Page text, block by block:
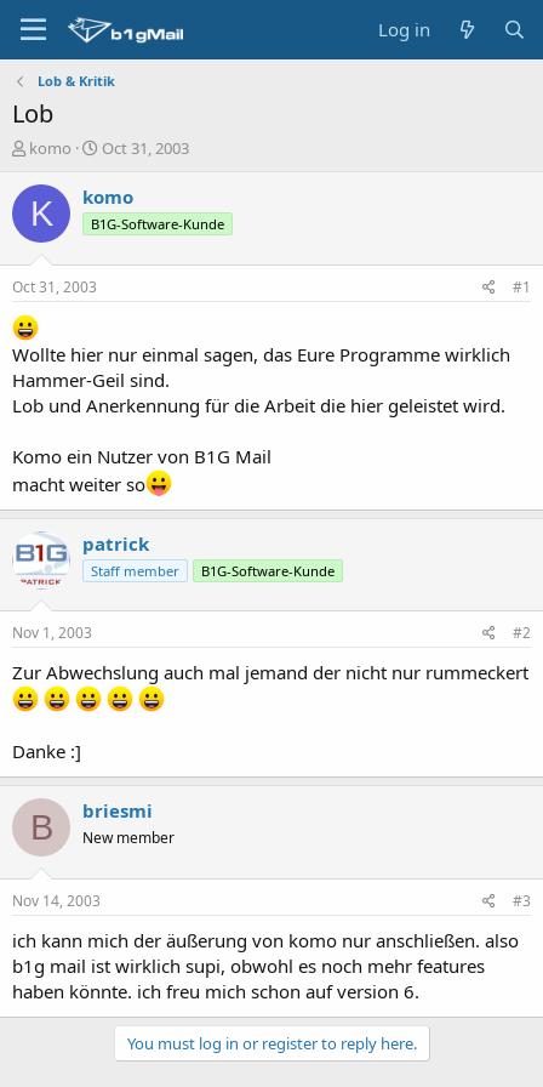
Log in
Lob & Kritik
Lob
T
r
a
s
t
a
r
t
e
r
komo
S
a
r
t
Oct 31, 2003
K komo
B1G-Software-Kunde
Oct 31, 2003 #1
Wollte hier nur einmal sagen, das Eure Programme wirklich
Hammer-Geil sind.
Lob und Anerkennung für die Arbeit die hier geleistet wird.
Komo ein Nutzer von B1G Mail
macht weiter so
patrick
Staff member B1G-Software-Kunde
Nov 1, 2003 #2
Zur Abwechslung auch mal jemand der nicht nur rummeckert
Danke :]
B briesmi
New member
Nov 14, 2003 #3
ich kann mich der äußerung von komo nur anschließen. also
b1g mail ist wirklich supi, obwohl es noch mehr features
haben könnte. ich freu mich schon auf version 6.
You must log in or register to reply here.